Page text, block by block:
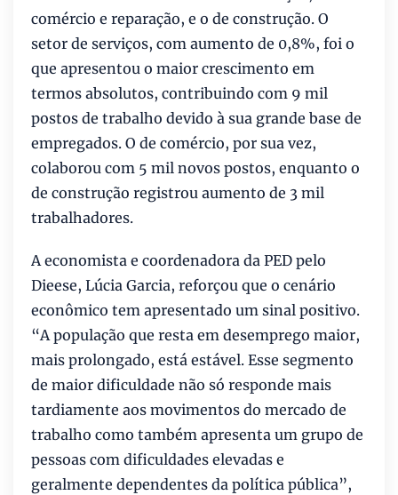
comércio e reparação, e o de construção. O
setor de serviços, com aumento de 0,8%, foi o
que apresentou o maior crescimento em
termos absolutos, contribuindo com 9 mil
postos de trabalho devido à sua grande base de
empregados. O de comércio, por sua vez,
colaborou com 5 mil novos postos, enquanto o
de construção registrou aumento de 3 mil
trabalhadores.
A economista e coordenadora da PED pelo
Dieese, Lúcia Garcia, reforçou que o cenário
econômico tem apresentado um sinal positivo.
“A população que resta em desemprego maior,
mais prolongado, está estável. Esse segmento
de maior dificuldade não só responde mais
tardiamente aos movimentos do mercado de
trabalho como também apresenta um grupo de
pessoas com dificuldades elevadas e
geralmente dependentes da política pública”,